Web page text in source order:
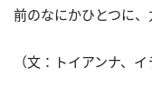
前のなにかひとつに、
（文：トイアンナ、